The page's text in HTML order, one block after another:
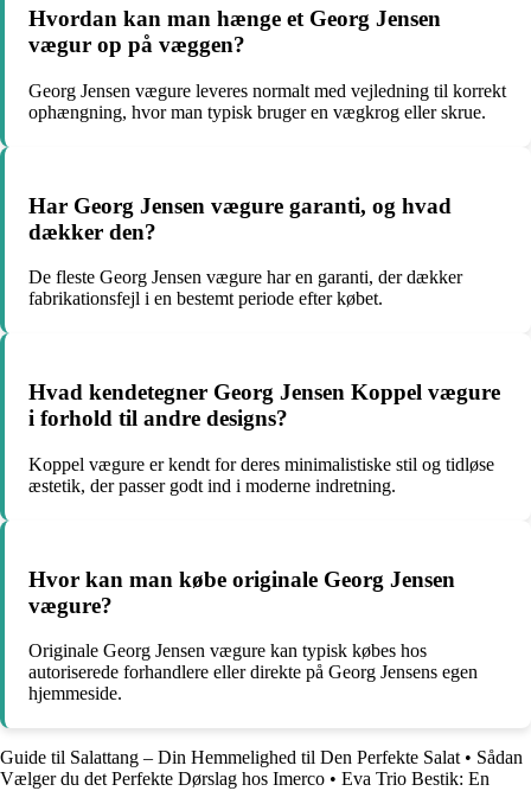
Hvordan kan man hænge et Georg Jensen
vægur op på væggen?
Georg Jensen vægure leveres normalt med vejledning til korrekt
ophængning, hvor man typisk bruger en vægkrog eller skrue.
Har Georg Jensen vægure garanti, og hvad
dækker den?
De fleste Georg Jensen vægure har en garanti, der dækker
fabrikationsfejl i en bestemt periode efter købet.
Hvad kendetegner Georg Jensen Koppel vægure
i forhold til andre designs?
Koppel vægure er kendt for deres minimalistiske stil og tidløse
æstetik, der passer godt ind i moderne indretning.
Hvor kan man købe originale Georg Jensen
vægure?
Originale Georg Jensen vægure kan typisk købes hos
autoriserede forhandlere eller direkte på Georg Jensens egen
hjemmeside.
Guide til Salattang – Din Hemmelighed til Den Perfekte Salat • Sådan
Vælger du det Perfekte Dørslag hos Imerco • Eva Trio Bestik: En